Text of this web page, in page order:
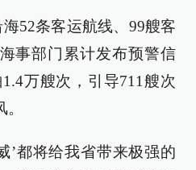
52条客运航线、99艘客
事部门累计发布预警信
万艘次，引导711艘次
’都将给我省带来极强的